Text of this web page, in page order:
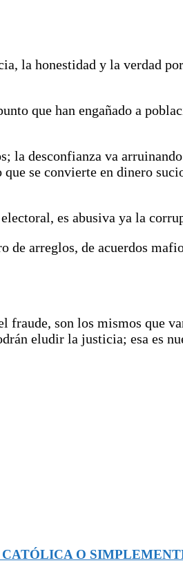
la honestidad y la verdad
que han engañado a
la desconfianza va
se convierte en dinero
es abusiva ya la
arreglos, de acuerdos
son los mismos que
eludir la justicia; esa es
O